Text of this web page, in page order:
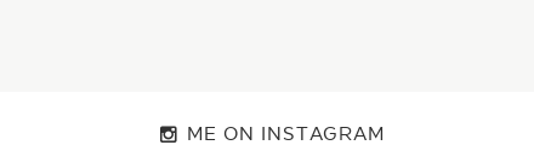
ME ON INSTAGRAM